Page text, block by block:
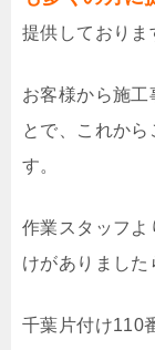
提供しておりま
お客様から施工
とで、これか
す。
作業スタッフよ
けがありました
千葉片付け110